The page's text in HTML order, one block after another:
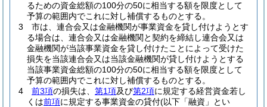
るための資金総額の100分の50に相当する額を限度として
予算の範囲内でこれに対し補償するものとする。
3
市は、連合会又は金融機関が事業資金を貸し付けようとす
る場合は、連合会又は金融機関と契約を締結し連合会又は
金融機関が当該事業資金を貸し付けたことによって受けた
損失を当該連合会又は当該金融機関が貸し付けようとする
当該事業資金総額の100分の50に相当する額を限度として
予算の範囲内でこれに対し補償するものとする。
4
前3項の損失は、 第1項及び第2項に規定する経営資金若し
くは前項に規定する事業資金の貸付(以下「融資」とい